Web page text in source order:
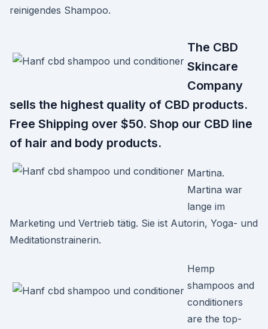
reinigendes Shampoo.
The CBD
Skincare
Company
sells the highest quality of CBD products.
Free Shipping over $50. Shop our CBD line
of hair and body products.
Martina.
Martina war
lange im
Marketing und Vertrieb tätig. Sie ist Autorin, Yoga- und
Meditationstrainerin.
Hemp
shampoos and
conditioners
are the top-